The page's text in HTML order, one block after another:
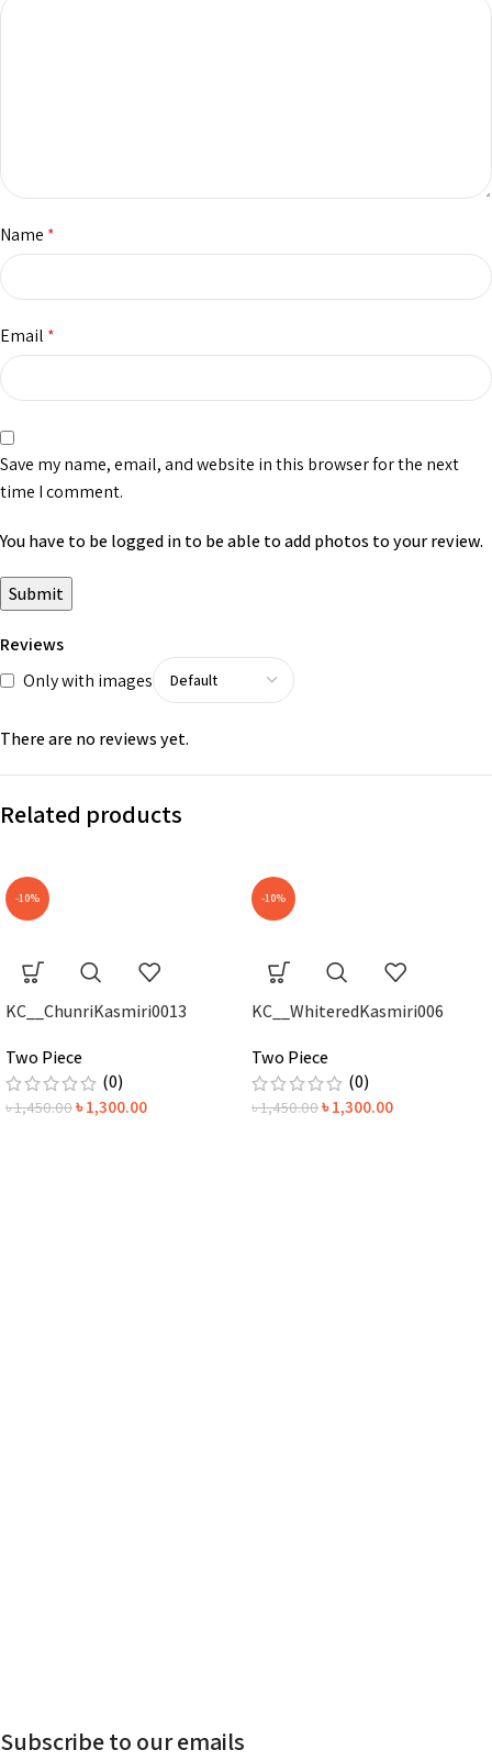
Reviews
Only with images
There are no reviews yet.
Name *
Email *
Save my name, email, and website in this browser for the next
time I comment.
You have to be logged in to be able to add photos to your review.
Related products
-10%
KC__ChunriKasmiri0013
Two Piece
(0)
৳1,450.00৳1,300.00
-10%
KC__WhiteredKasmiri006
Two Piece
(0)
৳1,450.00৳1,300.00
Subscribe to our emails